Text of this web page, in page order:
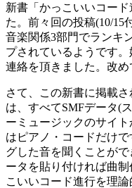
新書「かっこいいコー
た。前々回の投稿(10/15
音楽関係3部門でランキ
プされているようです
連絡を頂きました。改め
さて、この新書に掲載
は、すべてSMFデータ(
ーミュージックのサイ
はピアノ・コードだけ
グした音を聞くことが
ータを貼り付ければ曲
こいいコード進行を理